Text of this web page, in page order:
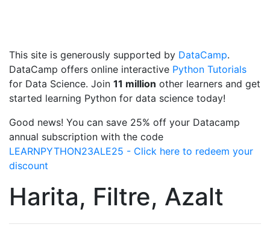
This site is generously supported by DataCamp.
DataCamp offers online interactive Python Tutorials
for Data Science. Join 11 million other learners and get
started learning Python for data science today!
Good news! You can save 25% off your Datacamp
annual subscription with the code
LEARNPYTHON23ALE25 - Click here to redeem your
discount
Harita, Filtre, Azalt